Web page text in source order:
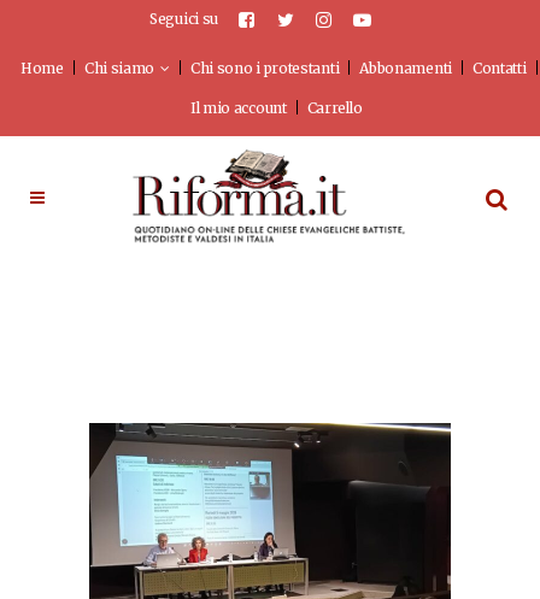
Seguici su
Home Chi siamo Chi sono i protestanti Abbonamenti Contatti
Il mio account Carrello